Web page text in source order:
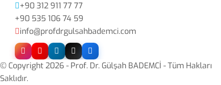
+90 312 911 77 77
+90 535 106 74 59
info@profdrgulsahbademci.com
© Copyright 2026 - Prof. Dr. Gülşah BADEMCİ - Tüm Hakları
Saklıdır.